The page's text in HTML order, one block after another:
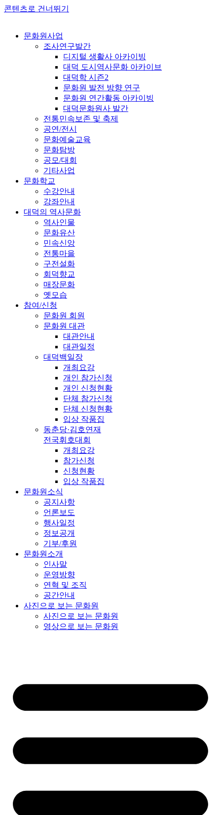
콘텐츠로 건너뛰기
문화원사업
조사연구발간
디지털 생활사 아카이빙
대덕 도시역사문화 아카이브
대덕학 시즌2
문화원 발전 방향 연구
문화원 연간활동 아카이빙
대덕문화원사 발간
전통민속보존 및 축제
공연/전시
문화예술교육
문화탐방
공모/대회
기타사업
문화학교
수강안내
강좌안내
대덕의 역사문화
역사인물
문화유산
민속신앙
전통마을
구전설화
회덕향교
매장문화
옛모습
참여/신청
문화원 회원
문화원 대관
대관안내
대관일정
대덕백일장
개최요강
개인 참가신청
개인 신청현황
단체 참가신청
단체 신청현황
입상 작품집
동춘당·김호연재
전국휘호대회
개최요강
참가신청
신청현황
입상 작품집
문화원소식
공지사항
언론보도
행사일정
정보공개
기부/후원
문화원소개
인사말
운영방향
연혁 및 조직
공간안내
사진으로 보는 문화원
사진으로 보는 문화원
영상으로 보는 문화원